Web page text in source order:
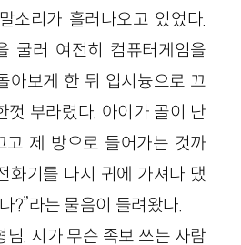
소리가 흘러나오고 있었다.
굴러 여전히 컴퓨터게임을
아보게 한 뒤 입시늉으로 끄
껏 부라렸다. 아이가 골이 난
고 제 방으로 들어가는 것까
화기를 다시 귀에 가져다 댔
?”라는 물음이 들려왔다.
님. 지가 무슨 족보 쓰는 사람